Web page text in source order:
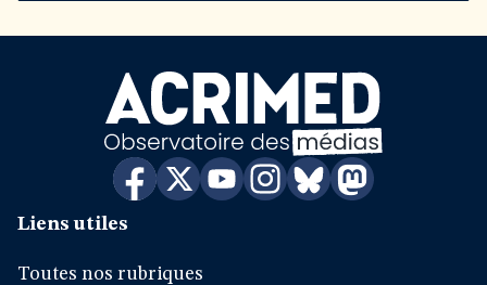
Liens utiles
Toutes nos rubriques